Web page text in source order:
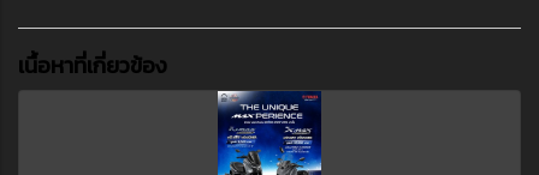
เนื้อหาที่เกี่ยวข้อง